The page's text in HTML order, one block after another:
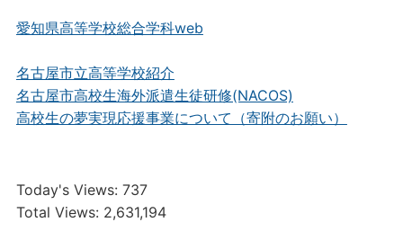
愛知県高等学校総合学科web
名古屋市立高等学校紹介
名古屋市高校生海外派遣生徒研修(NACOS)
高校生の夢実現応援事業について（寄附のお願い）
Today's Views: 737
Total Views: 2,631,194